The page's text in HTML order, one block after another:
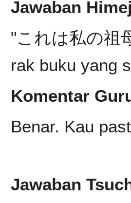
Jawaban
"これは私の祖
rak buku yang
Komentar
Benar. Kau
Jawaban